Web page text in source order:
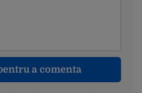
a comenta